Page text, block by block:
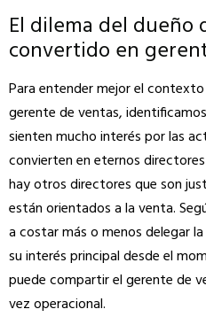
El dilema del dueño
convertido en
Para entender mejor el
gerente de ventas,
sienten mucho interés por las
convierten en eternos
hay otros directores que son
están orientados a la venta.
a costar más o menos delegar
su interés principal desde el
puede compartir el gerente de
vez operacional.